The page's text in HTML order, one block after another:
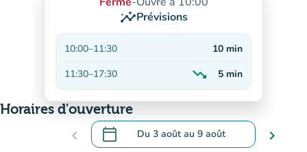
insightsPrévisions
10:00–11:30 10 min
11:30–17:30 trending_down
En baisse
5 min
Horaires d'ouverture
chevron_left calendar_today Du 3 aoûtau 9 août
.Ouvrir le calendrier pour changer de
chevron_right